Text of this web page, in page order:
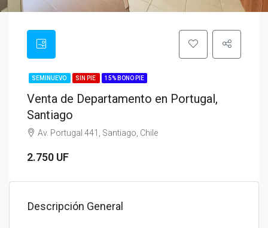
SEMINUEVO SIN PIE 15% BONO PIE
Venta de Departamento en Portugal,
Santiago
Av. Portugal 441, Santiago, Chile
2.750 UF
Descripción General